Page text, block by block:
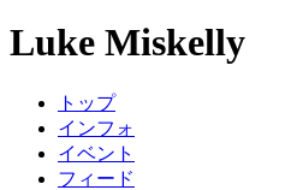
Luke Miskelly
トップ
インフォ
イベント
フィード